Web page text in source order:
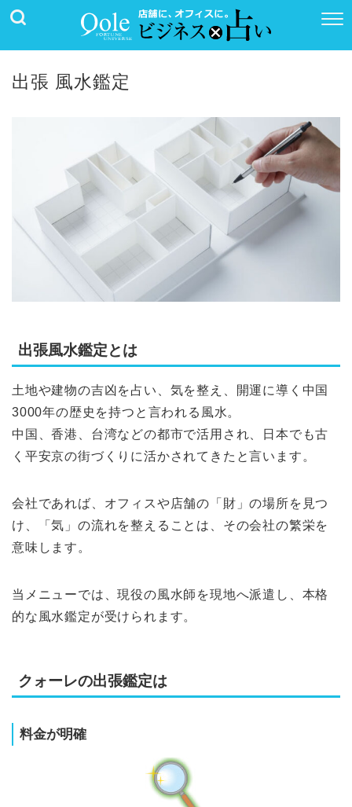
出張 風水鑑定
出張風水鑑定とは
土地や建物の吉凶を占い、気を整え、開運に導く中国
3000年の歴史を持つと言われる風水。
中国、香港、台湾などの都市で活用され、日本でも古
く平安京の街づくりに活かされてきたと言います。
会社であれば、オフィスや店舗の「財」の場所を見つ
け、「気」の流れを整えることは、その会社の繁栄を
意味します。
当メニューでは、現役の風水師を現地へ派遣し、本格
的な風水鑑定が受けられます。
クォーレの出張鑑定は
料金が明確